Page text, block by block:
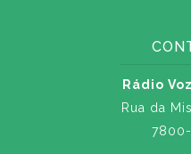
Rádio
Rua da